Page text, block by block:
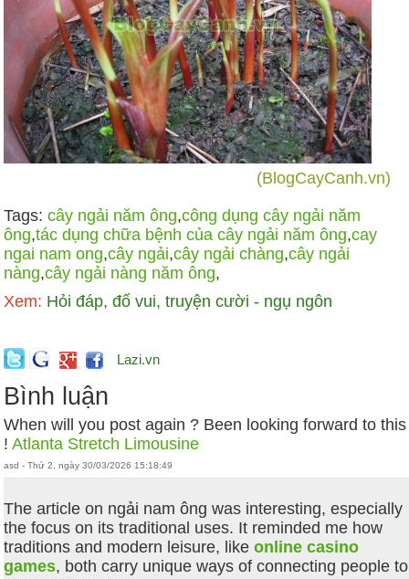
(BlogCayCanh.vn)
Tags:cây ngải năm ông,công dụng cây ngải năm
ông,tác dụng chữa bệnh của cây ngải năm ông,cay
ngai nam ong,cây ngải,cây ngải chàng,cây ngải
nàng,cây ngải nàng năm ông,
Xem: Hỏi đáp, đố vui, truyện cười - ngụ ngôn
Lazi.vn
Bình luận
When will you post again ? Been looking forward to this
!Atlanta Stretch Limousine
asd - Thứ 2, ngày 30/03/2026 15:18:49
The article on ngải nam ông was interesting, especially
the focus on its traditional uses. It reminded me how
traditions and modern leisure, likeonline casino
games, both carry unique ways of connecting people to